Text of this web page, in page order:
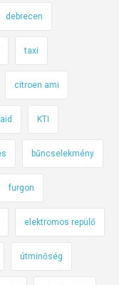
debrecen
taxi
citroen ami
KTI
bűncselekmény
furgon
elektromos repülő
útminőség